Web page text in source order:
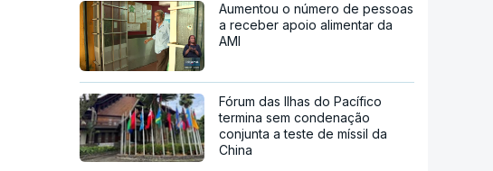
Aumentou o número de pessoas
a receber apoio alimentar da
AMI
Fórum das Ilhas do Pacífico
termina sem condenação
conjunta a teste de míssil da
China